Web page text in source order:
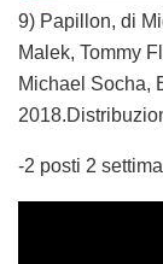
9) Papillon, di
Malek, Tommy
Michael Socha,
-2 posti 2